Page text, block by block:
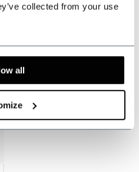
collected from your use
all
€719,95